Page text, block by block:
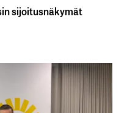
sijoitusnäkymät